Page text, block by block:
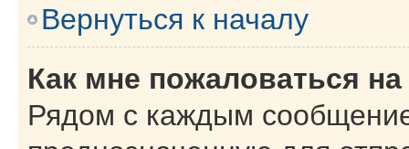
Вернуться к началу
Как мне пожаловаться
Рядом с каждым